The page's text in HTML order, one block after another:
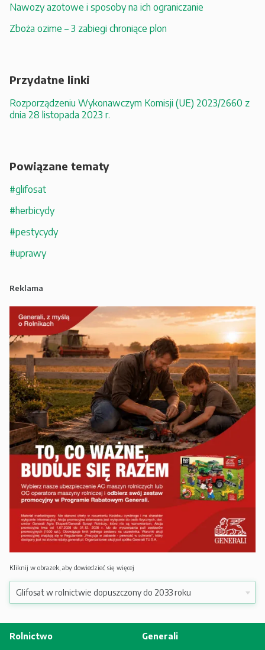
Nawozy azotowe i sposoby na ich ograniczanie
Zboża ozime – 3 zabiegi chroniące plon
Przydatne linki
Rozporządzeniu Wykonawczym Komisji (UE) 2023/2660 z
dnia 28 listopada 2023 r.
Powiązane tematy
#glifosat
#herbicydy
#pestycydy
#uprawy
Reklama
Kliknij w obrazek, aby dowiedzieć się więcej
Rolnictwo Generali